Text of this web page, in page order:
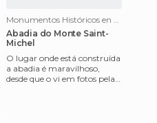
Monumentos Históricos en Le Mont-Saint-Michel
Abadia do Monte Saint-
Michel
O lugar onde está construída
a abadia é maravilhoso,
desde que o vi em fotos pela